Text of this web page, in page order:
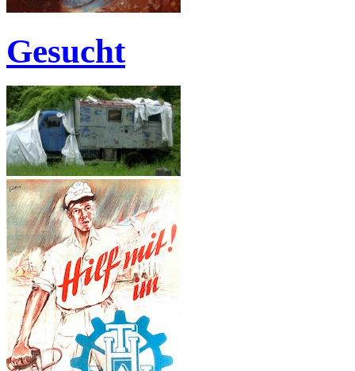
Gesucht